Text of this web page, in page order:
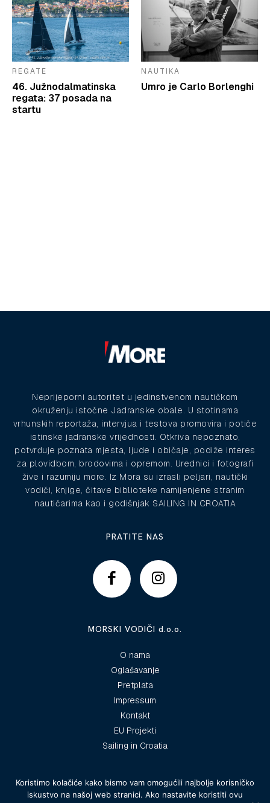
REGATE
46. Južnodalmatinska
regata: 37 posada na
startu
NAUTIKA
Umro je Carlo Borlenghi
Neprijeporni autoritet u jedinstvenom nautičkom
okruženju istočne Jadranske obale. U stotinama
vrhunskih reportaža, intervjua i testova promovira i potiče
istinske jadranske vrijednosti. Otkriva nepoznato,
potvrđuje poznata mjesta, ljude i običaje, podiže interes
za plovidbom, brodovima i opremom. Urednici i fotografi
žive i razumiju more. Iz Mora su izrasli peljari, nautički
vodiči, knjige, čitave biblioteke namijenjene stranim
nautičarima kao i godišnjak SAILING IN CROATIA
PRATITE NAS
MORSKI VODIČI d.o.o.
O nama
Oglašavanje
Pretplata
Impressum
Kontakt
EU Projekti
Sailing in Croatia
© 2025 Morski vodiči
Koristimo kolačiće kako bismo vam omogućili najbolje korisničko
iskustvo na našoj web stranici. Ako nastavite koristiti ovu